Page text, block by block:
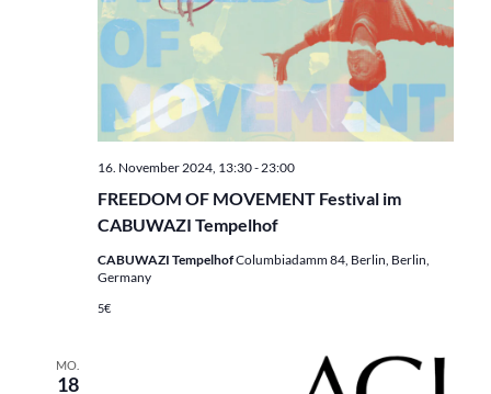
FREEDOM OF MOVEMENT Festival im
CABUWAZI Tempelhof
16. November 2024, 13:30- 23:00
CABUWAZI TempelhofColumbiadamm 84, Berlin, Berlin,
Germany
5€
MO.
18